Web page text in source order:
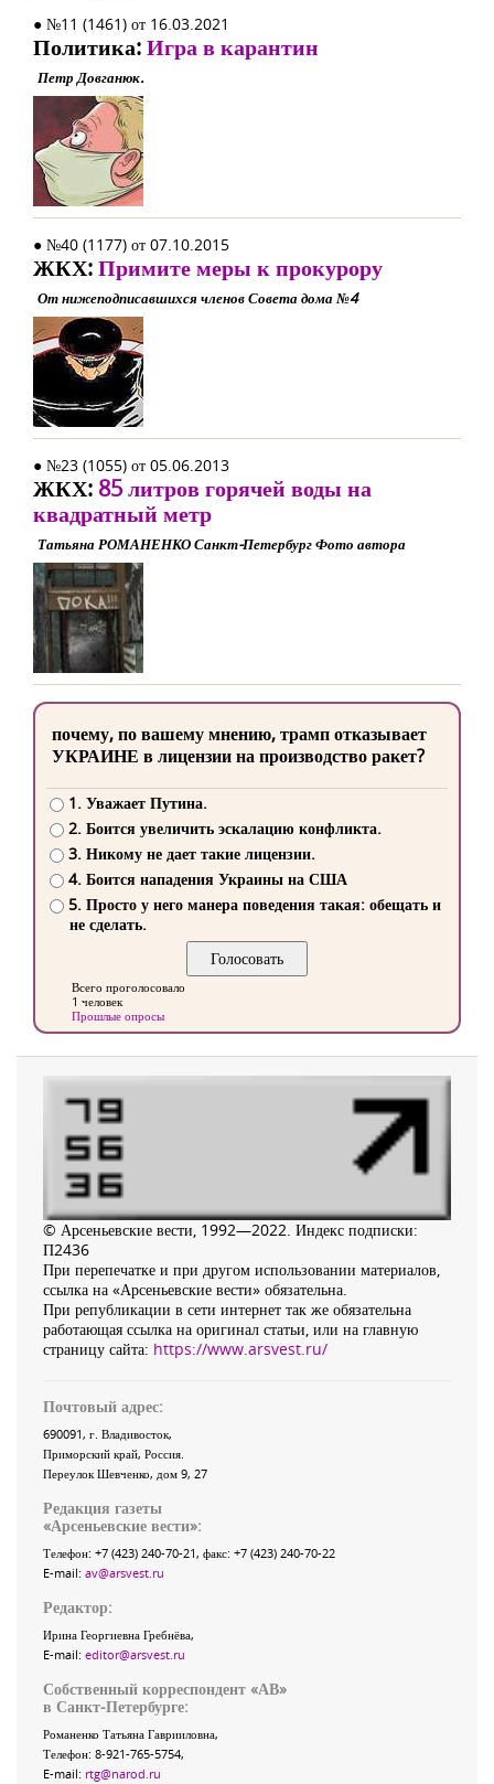
● №11 (1461) от 16.03.2021
Политика:Игра в карантин
Петр Довганюк.
● №40 (1177) от 07.10.2015
ЖКХ:Примите меры к прокурору
От нижеподписавшихся членов Совета дома №4
● №23 (1055) от 05.06.2013
ЖКХ: 85 литров горячей воды на
квадратный метр
Татьяна РОМАНЕНКО Санкт-Петербург Фото автора
почему, по вашему мнению, трамп отказывает
УКРАИНЕ в лицензии на производство ракет?
1. Уважает Путина.
2. Боится увеличить эскалацию конфликта.
3. Никому не дает такие лицензии.
4. Боится нападения Украины на США
5. Просто у него манера поведения такая: обещать и
не сделать.
Всего проголосовало
1 человек
Прошлые опросы
© Арсеньевские вести, 1992—2022. Индекс подписки:
П2436
При перепечатке и при другом использовании материалов,
ссылка на «Арсеньевские вести» обязательна.
При републикации в сети интернет так же обязательна
работающая ссылка на оригинал статьи, или на главную
страницу сайта: https://www.arsvest.ru/
Почтовый адрес:
690091, г. Владивосток,
Приморский край, Россия
Переулок Шевченко, дом 9, 27
Редакция газеты
«Арсеньевские вести»:
Телефон: +7 (423) 240-70-21, факс: +7 (423) 240-70-22
E-mail: av@arsvest.ru
Редактор:
Ирина Георгиевна Гребнёва,
E-mail: editor@arsvest.ru
Собственный корреспондент «АВ»
в Санкт-Петербурге:
Романенко Татьяна Гаврииловна,
Телефон: 8-921-765-5754,
E-mail: rtg@narod.ru